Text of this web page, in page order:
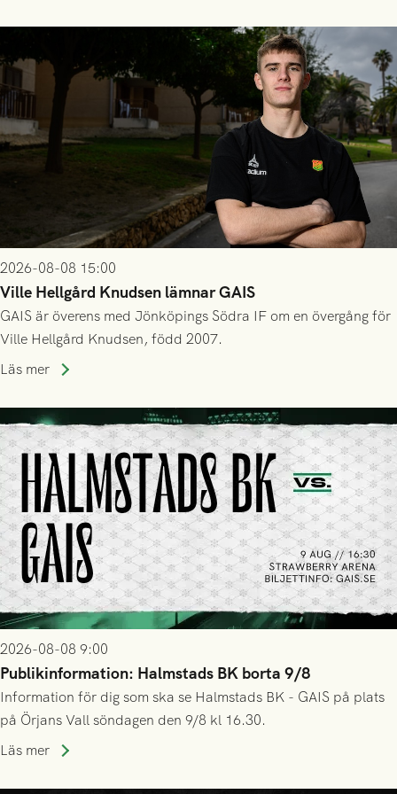
2026-08-08 15:00
Ville Hellgård Knudsen lämnar GAIS
GAIS är överens med Jönköpings Södra IF om en övergång för
Ville Hellgård Knudsen, född 2007.
Läs mer
2026-08-08 9:00
Publikinformation: Halmstads BK borta 9/8
Information för dig som ska se Halmstads BK - GAIS på plats
på Örjans Vall söndagen den 9/8 kl 16.30.
Läs mer